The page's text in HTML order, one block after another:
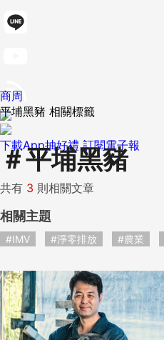
下載App抽好禮 訂閱電子報
商周
平埔黑豬 相關標籤
＃平埔黑豬
共有 3 則相關文章
相關主題
#IMV #淨零排放 #農業